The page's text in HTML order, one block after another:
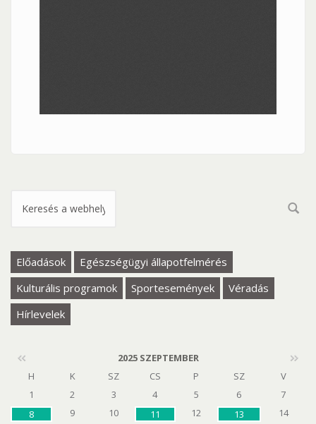
Keresés űrlap
Előadások
Egészségügyi állapotfelmérés
Kulturális programok
Sportesemények
Véradás
Hírlevelek
H K SZ CS P SZ
V
1
2 3 4 5 6
7
8
9 10 11 12 13
14
2025 SZEPTEMBER